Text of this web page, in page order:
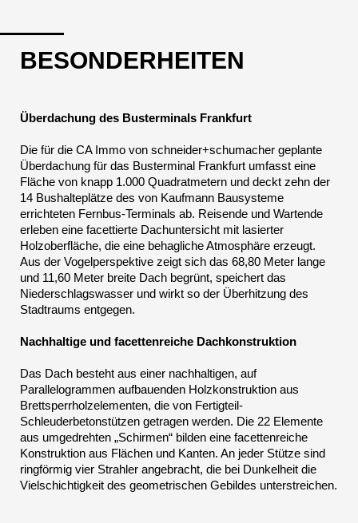
BESONDERHEITEN
Überdachung des Busterminals Frankfurt
Die für die CA Immo von schneider+schumacher geplante
Überdachung für das Busterminal Frankfurt umfasst eine
Fläche von knapp 1.000 Quadratmetern und deckt zehn der
14 Bushalteplätze des von Kaufmann Bausysteme
errichteten Fernbus-Terminals ab. Reisende und Wartende
erleben eine facettierte Dachuntersicht mit lasierter
Holzoberfläche, die eine behagliche Atmosphäre erzeugt.
Aus der Vogelperspektive zeigt sich das 68,80 Meter lange
und 11,60 Meter breite Dach begrünt, speichert das
Niederschlagswasser und wirkt so der Überhitzung des
Stadtraums entgegen.
Nachhaltige und facettenreiche Dachkonstruktion
Das Dach besteht aus einer nachhaltigen, auf
Parallelogrammen aufbauenden Holzkonstruktion aus
Brettsperrholzelementen, die von Fertigteil-
Schleuderbetonstützen getragen werden. Die 22 Elemente
aus umgedrehten „Schirmen“ bilden eine facettenreiche
Konstruktion aus Flächen und Kanten. An jeder Stütze sind
ringförmig vier Strahler angebracht, die bei Dunkelheit die
Vielschichtigkeit des geometrischen Gebildes unterstreichen.